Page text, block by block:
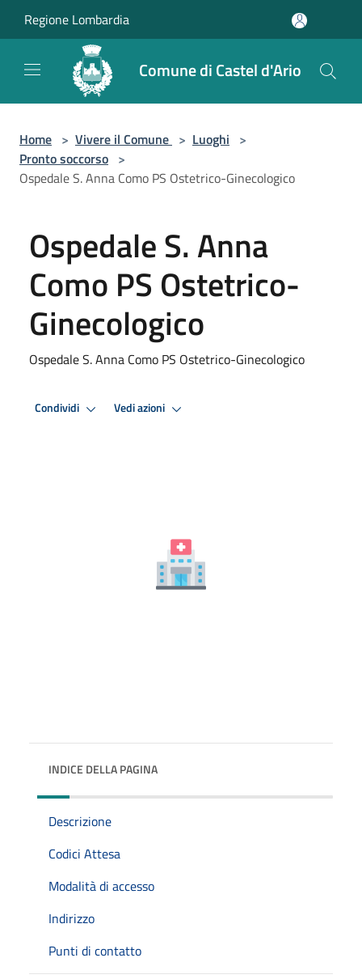
Regione Lombardia
Comune di Castel d'Ario
Home > Vivere il Comune > Luoghi >
Pronto soccorso >
Ospedale S. Anna Como PS Ostetrico-Ginecologico
Ospedale S. Anna
Como PS Ostetrico-
Ginecologico
Ospedale S. Anna Como PS Ostetrico-Ginecologico
Condividi Vedi azioni
INDICE DELLA PAGINA
Descrizione
Codici Attesa
Modalità di accesso
Indirizzo
Punti di contatto